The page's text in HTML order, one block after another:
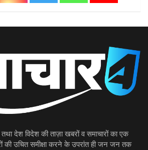
देश विदेश की ताज़ा खबरों व समाचारों का एक
की उचित समीक्षा करने के उपरांत ही जन जन तक